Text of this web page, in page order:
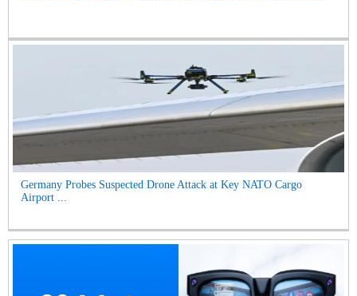
Germany Probes Suspected Drone Attack at Key NATO Cargo
Airport ...